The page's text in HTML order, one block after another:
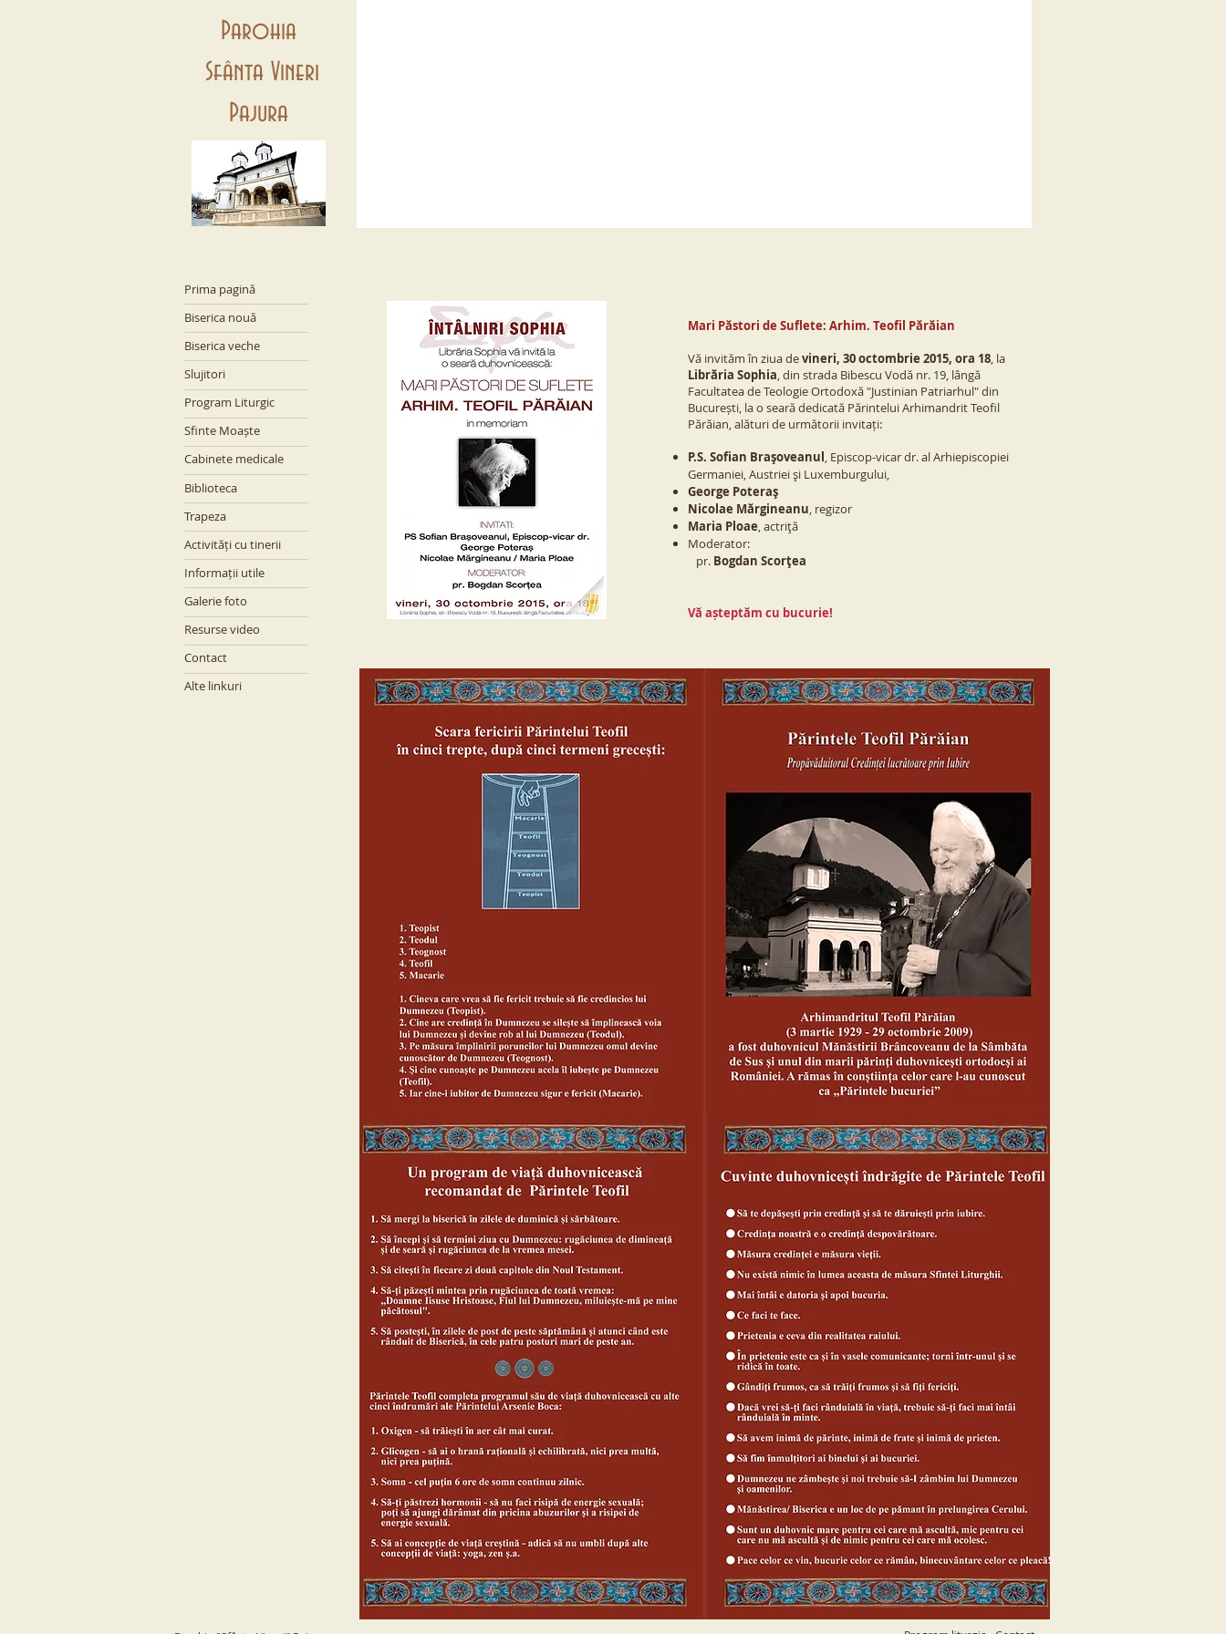
Parohia
Sfânta Vineri
Pajura
Mari Păstori de Suflete: Arhim. Teofil Părăian
Vă invităm în ziua devineri, 30 octombrie 2015, ora 18, la
Librăria Sophia, din strada Bibescu Vodă nr. 19, lângă
Facultatea de Teologie Ortodoxă "Justinian Patriarhul" din
București, la o seară dedicată Părintelui Arhimandrit Teofil
Părăian, alături de următorii invitați:
P.S. Sofian Braşoveanul, Episcop-vicar dr. al Arhiepiscopiei
Germaniei, Austriei şi Luxemburgului,
George Poteraş
Nicolae Mărgineanu, regizor
Maria Ploae, actriţă
Moderator:
pr. Bogdan Scorţea
Vă așteptăm cu bucurie!
Prima pagină
Biserica nouă
Biserica veche
Slujitori
Program Liturgic
Sfinte Moaște
Cabinete medicale
Biblioteca
Trapeza
Activități cu tinerii
Informații utile
Galerie foto
Resurse video
Contact
Alte linkuri